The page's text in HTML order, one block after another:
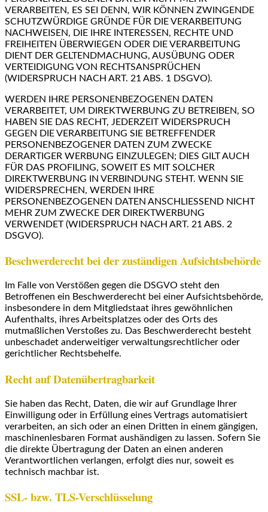
VERARBEITEN, ES SEI DENN, WIR KÖNNEN ZWINGENDE
SCHUTZWÜRDIGE GRÜNDE FÜR DIE VERARBEITUNG
NACHWEISEN, DIE IHRE INTERESSEN, RECHTE UND
FREIHEITEN ÜBERWIEGEN ODER DIE VERARBEITUNG
DIENT DER GELTENDMACHUNG, AUSÜBUNG ODER
VERTEIDIGUNG VON RECHTSANSPRÜCHEN
(WIDERSPRUCH NACH ART. 21 ABS. 1 DSGVO).
WERDEN IHRE PERSONENBEZOGENEN DATEN
VERARBEITET, UM DIREKTWERBUNG ZU BETREIBEN, SO
HABEN SIE DAS RECHT, JEDERZEIT WIDERSPRUCH
GEGEN DIE VERARBEITUNG SIE BETREFFENDER
PERSONENBEZOGENER DATEN ZUM ZWECKE
DERARTIGER WERBUNG EINZULEGEN; DIES GILT AUCH
FÜR DAS PROFILING, SOWEIT ES MIT SOLCHER
DIREKTWERBUNG IN VERBINDUNG STEHT. WENN SIE
WIDERSPRECHEN, WERDEN IHRE
PERSONENBEZOGENEN DATEN ANSCHLIESSEND NICHT
MEHR ZUM ZWECKE DER DIREKTWERBUNG
VERWENDET (WIDERSPRUCH NACH ART. 21 ABS. 2
DSGVO).
Beschwerderecht bei der zuständigen Aufsichtsbehörde
Im Falle von Verstößen gegen die DSGVO steht den
Betroffenen ein Beschwerderecht bei einer Aufsichtsbehörde,
insbesondere in dem Mitgliedstaat ihres gewöhnlichen
Aufenthalts, ihres Arbeitsplatzes oder des Orts des
mutmaßlichen Verstoßes zu. Das Beschwerderecht besteht
unbeschadet anderweitiger verwaltungsrechtlicher oder
gerichtlicher Rechtsbehelfe.
Recht auf Datenübertragbarkeit
Sie haben das Recht, Daten, die wir auf Grundlage Ihrer
Einwilligung oder in Erfüllung eines Vertrags automatisiert
verarbeiten, an sich oder an einen Dritten in einem gängigen,
maschinenlesbaren Format aushändigen zu lassen. Sofern Sie
die direkte Übertragung der Daten an einen anderen
Verantwortlichen verlangen, erfolgt dies nur, soweit es
technisch machbar ist.
SSL- bzw. TLS-Verschlüsselung